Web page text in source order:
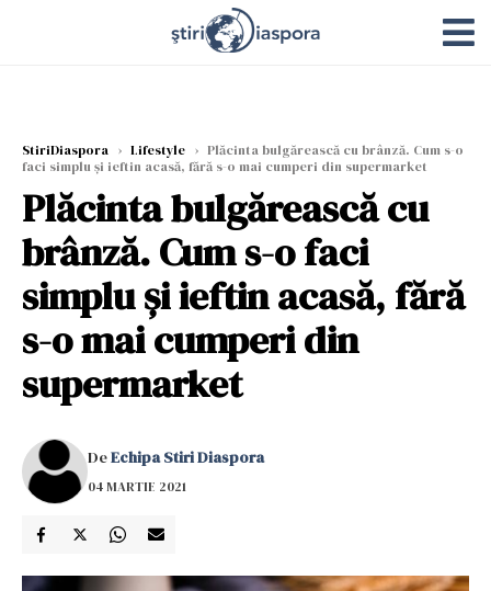
StiriDiaspora › Lifestyle › Plăcinta bulgărească cu brânză. Cum s-o
faci simplu și ieftin acasă, fără s-o mai cumperi din supermarket
Plăcinta bulgărească cu
brânză. Cum s-o faci
simplu și ieftin acasă, fără
s-o mai cumperi din
supermarket
DeEchipa Stiri Diaspora
04 MARTIE 2021